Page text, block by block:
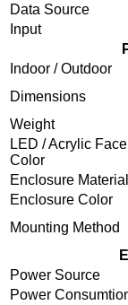
Data Source
Input
Indoor / Outdoor
Dimensions
Weight
LED / Acrylic Face
Color
Enclosure Material
Enclosure Color
Mounting Method
Power Source
Power